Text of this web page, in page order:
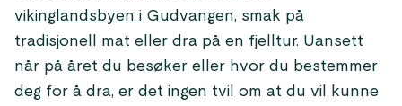
vikinglandsbyen i Gudvangen, smak på
tradisjonell mat eller dra på en fjelltur. Uansett
når på året du besøker eller hvor du bestemmer
deg for å dra, er det ingen tvil om at du vil kunne